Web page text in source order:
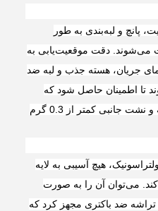
پانچ و لبه‌بندی به طور
دقت موقعیت‌یابی به
جریان، هسته جذب و لبه ضد
تا اطمینان حاصل شود که
سرعت مکش آنی کمتر از 2 ثانیه و نشت جانبی کمتر از 0.3 گرم
هیچ آسیبی به لایه
می‌توان آن را به صورت
تراشه ضد باکتری مجهز کرد که